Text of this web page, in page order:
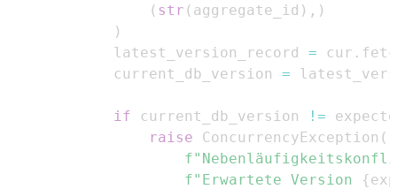
( str ( aggregate_id ) , )
)
            latest_version_record
= cur .
            current_db_version
=
if current_db_version !=
raise ConcurrencyException (
f"Erwartete Version
{